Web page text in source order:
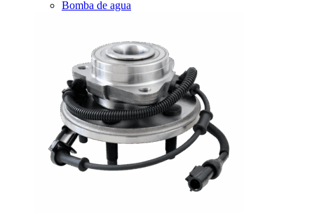
Bomba de agua